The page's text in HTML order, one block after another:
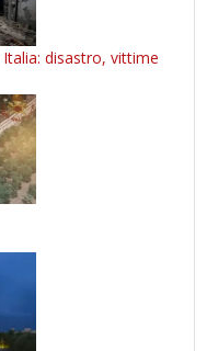
disastro, vittime